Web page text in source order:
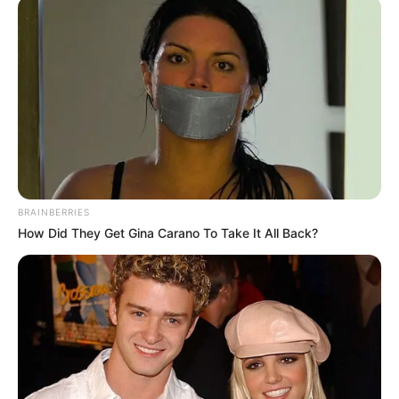
lundi 8 juin 2026, ce sont Géraldine et Hervé,
de la saison 20, qui se sont exprimés.
BRAINBERRIES
How Did They Get Gina Carano To Take It All Back?